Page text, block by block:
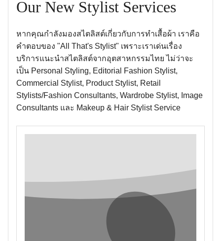
Our New Stylist Services
หากคุณกำลังมองสไตลิสต์เกี่ยวกับการทำเสื้อผ้า เราคือ
คำตอบของ "All That's Stylist" เพราะเราเด่นเรื่อง
บริการแนะนำสไตลิสต์จากอุตสาหกรรมไทย ไม่ว่าจะ
เป็น Personal Styling, Editorial Fashion Stylist,
Commercial Stylist, Product Stylist, Retail
Stylists/Fashion Consultants, Wardrobe Stylist, Image
Consultants และ Makeup & Hair Stylist Service